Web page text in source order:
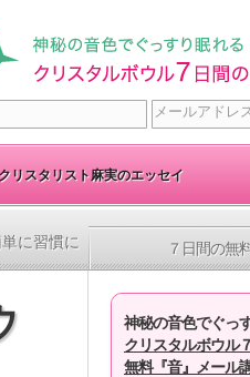
クリスタリスト麻実のエッセイ
に習慣に ７日間の無
神秘の音色でぐっ
クリスタルボウル
無料『音』メール